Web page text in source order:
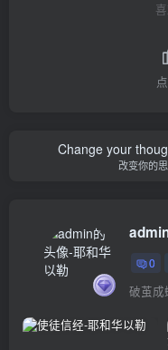
Change your
改变你的
0
破茧成